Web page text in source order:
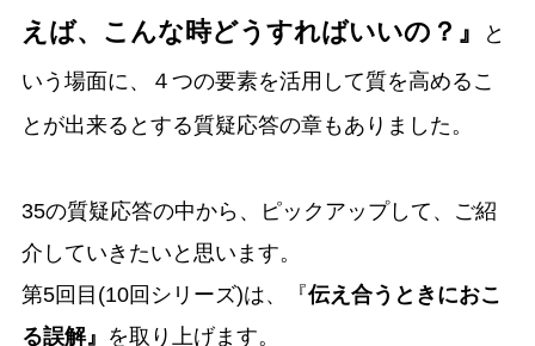
えば、こんな時どうすればいいの？』
と
いう場面に、４つの要素を活用して質を高めるこ
とが出来るとする質疑応答の章もありました。
35の質疑応答の中から、ピックアップして、ご紹
介していきたいと思います。
第5回目(10回シリーズ)は、『伝え合うときにおこ
る誤解』 を取り上げます。